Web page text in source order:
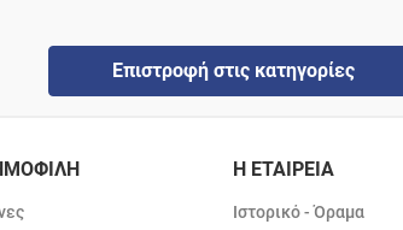
Επιστροφή στις κατηγορίες
Η ΕΤΑΙΡΕΙΑ
Ιστορικό - Όραμα